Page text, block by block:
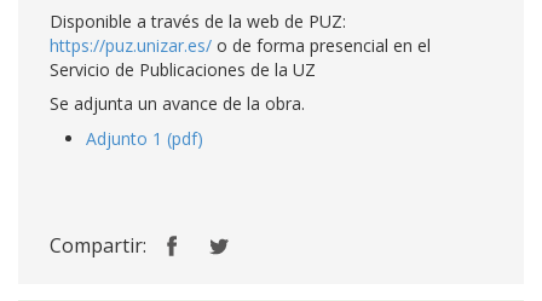
Disponible a través de la web de PUZ:
https://puz.unizar.es/ o de forma presencial en el
Servicio de Publicaciones de la UZ
Se adjunta un avance de la obra.
Adjunto 1 (pdf)
Compartir: